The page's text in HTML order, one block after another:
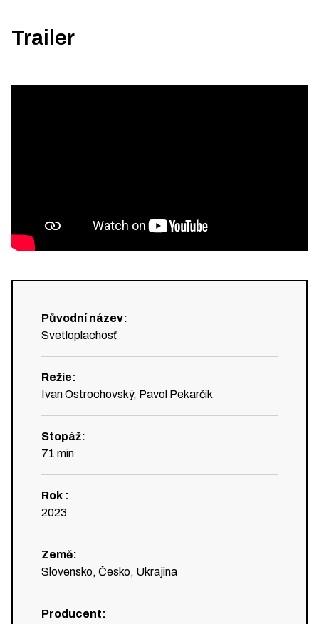
Trailer
Původní název:
Svetloplachosť
Režie:
Ivan Ostrochovský, Pavol Pekarčík
Stopáž:
71 min
Rok :
2023
Země:
Slovensko, Česko, Ukrajina
Producent: